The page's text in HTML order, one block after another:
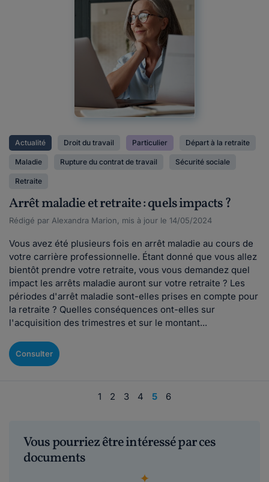
Actualité Droit du travail Particulier Départ à la retraite
Maladie Rupture du contrat de travail Sécurité sociale
Retraite
Arrêt maladie et retraite : quels impacts ?
Rédigé par Alexandra Marion, mis à jour le 14/05/2024
Vous avez été plusieurs fois en arrêt maladie au cours de
votre carrière professionnelle. Étant donné que vous allez
bientôt prendre votre retraite, vous vous demandez quel
impact les arrêts maladie auront sur votre retraite ? Les
périodes d'arrêt maladie sont-elles prises en compte pour
la retraite ? Quelles conséquences ont-elles sur
l'acquisition des trimestres et sur le montant...
Consulter
1 2 3 4 5 6
Vous pourriez être intéressé par ces
documents